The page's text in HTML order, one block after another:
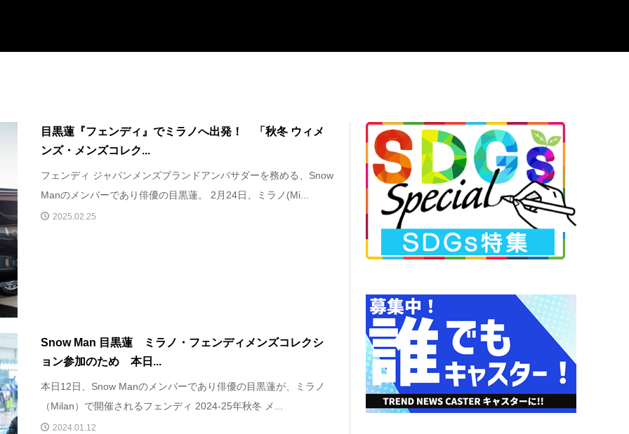
目黒蓮『フェンディ』でミラノへ出発！ 「秋冬 ウィメ
ンズ・メンズコレク...
フェンディ ジャパンメンズブランドアンバサダーを務める、Snow
Manのメンバーであり俳優の目黒蓮。 2月24日、ミラノ(Mi...
2025.02.25
Snow Man 目黒蓮 ミラノ・フェンディメンズコレクシ
ョン参加のため 本日...
本日12日、Snow Manのメンバーであり俳優の目黒蓮が、ミラノ
（Milan）で開催されるフェンディ 2024-25年秋冬 メ...
2024.01.12